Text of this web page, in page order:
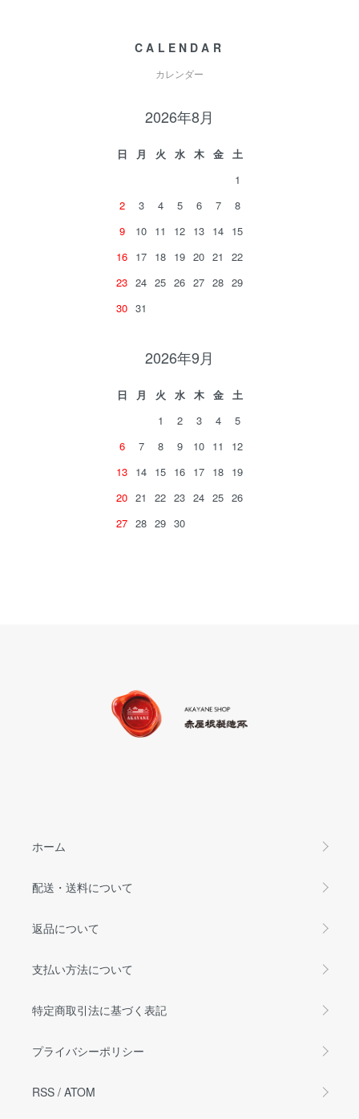
CALENDAR
カレンダー
2026年8月
日 月 火 水 木 金
土
1
2
3 4 5 6 7
8
9
10 11 12 13 14 15
16 17 18 19 20 21
22
23 24 25 26 27 28 29
30 31
2026年9月
日 月 火 水 木 金
土
1
2 3 4
5
6
7 8 9 10 11
12
13 14 15 16 17 18 19
20 21 22 23 24 25 26
27 28 29 30
ホーム
配送・送料について
返品について
支払い方法について
特定商取引法に基づく表記
プライバシーポリシー
RSS / ATOM